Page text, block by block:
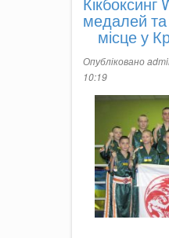
медалей
місце у
Опубліковано
10:19